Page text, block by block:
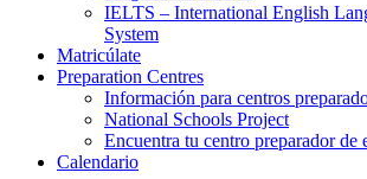
IELTS – International English
System
Matricúlate
Preparation Centres
Información para centros
National Schools Project
Encuentra tu centro preparador de
Calendario